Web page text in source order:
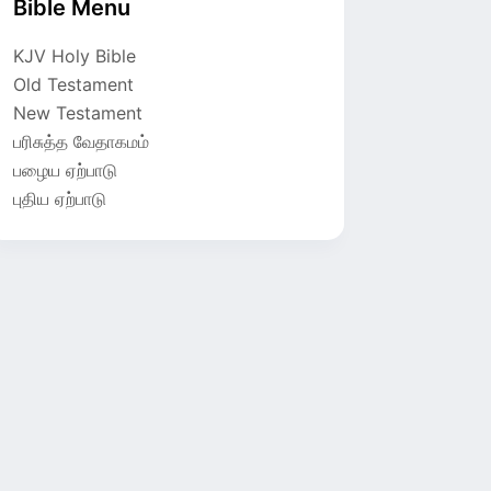
Bible Menu
KJV Holy Bible
Old Testament
New Testament
பரிசுத்த வேதாகமம்
பழைய ஏற்பாடு
புதிய ஏற்பாடு